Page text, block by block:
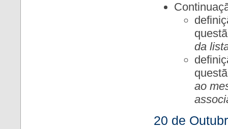
da
ao
20 de